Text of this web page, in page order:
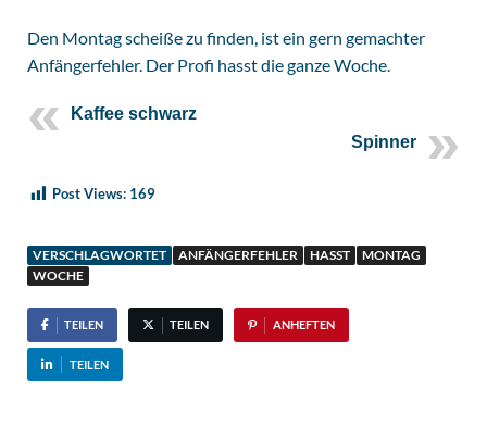
Den Montag scheiße zu finden, ist ein gern gemachter
Anfängerfehler. Der Profi hasst die ganze Woche.
Kaffee schwarz
Spinner
Post Views: 169
VERSCHLAGWORTET ANFÄNGERFEHLER HASST
MONTAG
WOCHE
TEILEN TEILEN ANHEFTEN
TEILEN